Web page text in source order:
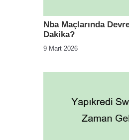
Nba Maçlarında
Dakika?
9 Mart 2026